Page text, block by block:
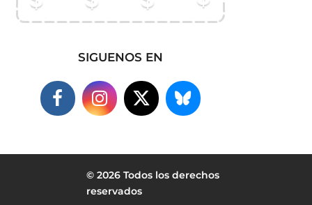
SIGUENOS EN
© 2026 Todos los derechos
reservados